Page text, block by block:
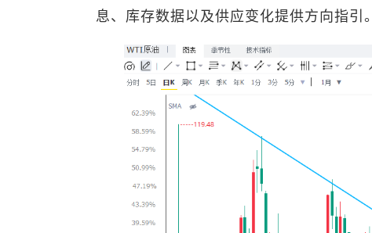
息、库存数据以及供应变化提供方向指引。